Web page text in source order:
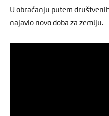
U obraćanju putem
najavio novo doba za zemlju.